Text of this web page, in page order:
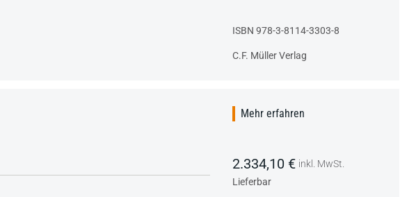
ISBN 978-3-8114-3303-8
C.F. Müller Verlag
Mehr erfahren
2.334,10 € inkl. MwSt.
Lieferbar